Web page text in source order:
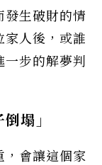
發生破財的情
家人後，或誰
步的解夢判
塌」
，會讓這個家